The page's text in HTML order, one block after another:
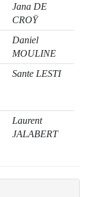
Jana DE
CROŸ
Daniel
MOULINE
Sante LESTI
Laurent
JALABERT
DONNADIEU